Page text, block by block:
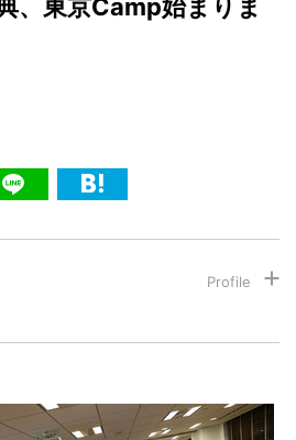
、東京Camp始まりま